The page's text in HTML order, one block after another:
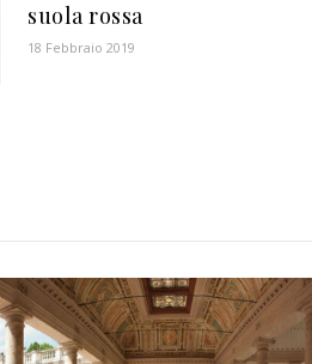
suola rossa
18 Febbraio 2019